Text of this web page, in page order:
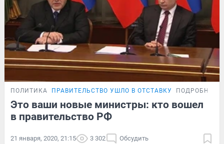
ПОЛИТИКА ПРАВИТЕЛЬСТВО УШЛО В ОТСТАВКУ
Это ваши новые министры: кто вошел
в правительство РФ
21 января, 2020, 21:15 3 302 Обсудить